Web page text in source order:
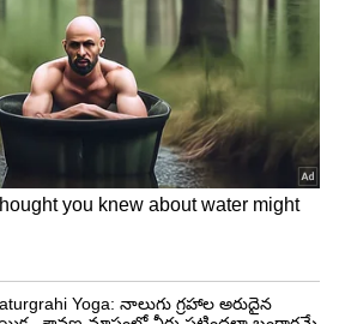
తయారీ
తీపి ఉన్న రెండు ఆల్ఫాన్సో మామిడి
కట్ చేసుకోండి. ఒక మిక్సీ జార్ లో
వేసి మెత్తగా గ్రైండ్ చేయాలి
క్రీమీ టెక్స్చర్ వస్తుంది). ఆ
ముక్కలను కూడా వేసి మెత్తని